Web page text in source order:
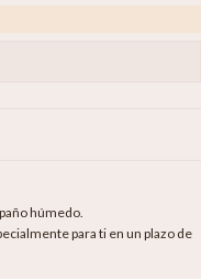
húmedo.
para ti en un plazo de